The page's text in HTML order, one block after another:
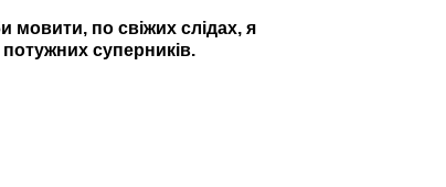
мовити, по свіжих слідах, я
суперників.